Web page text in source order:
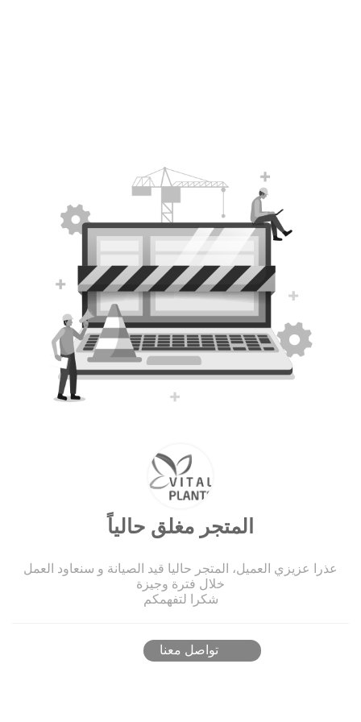
المتجر مغلق حالياً
عذرا عزيزي العميل، المتجر حاليا قيد الصيانة و سنعاود العمل
خلال فترة وجيزة
شكرا لتفهمكم
تواصل معنا